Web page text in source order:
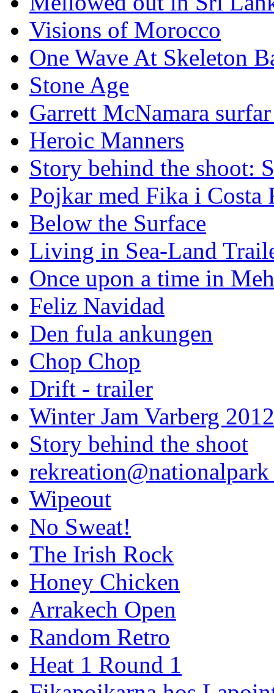
Visions of Morocco
One Wave At Skeleton
Stone Age
Garrett McNamara
Heroic Manners
Story behind the shoot:
Pojkar med Fika i Costa
Below the Surface
Living in Sea-Land
Once upon a time in
Feliz Navidad
Den fula ankungen
Chop Chop
Drift - trailer
Winter Jam Varberg 2012
Story behind the shoot
rekreation@nationalpark
Wipeout
No Sweat!
The Irish Rock
Honey Chicken
Arrakech Open
Random Retro
Heat 1 Round 1